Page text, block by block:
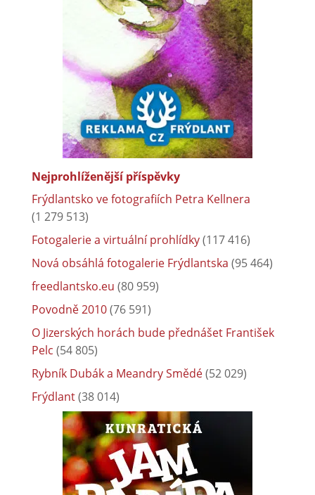
Nejprohlíženější příspěvky
Frýdlantsko ve fotografiích Petra Kellnera
(1 279 513)
Fotogalerie a virtuální prohlídky(117 416)
Nová obsáhlá fotogalerie Frýdlantska (95 464)
freedlantsko.eu (80 959)
Povodně 2010(76 591)
O Jizerských horách bude přednášet František
Pelc (54 805)
Rybník Dubák a Meandry Smědé(52 029)
Frýdlant(38 014)